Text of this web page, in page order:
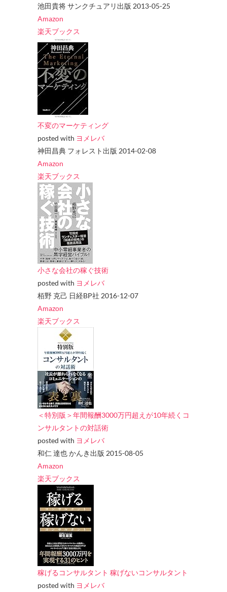
池田貴将 サンクチュアリ出版 2013-05-25
Amazon
楽天ブックス
不変のマーケティング
posted with ヨメレバ
神田昌典 フォレスト出版 2014-02-08
Amazon
楽天ブックス
小さな会社の稼ぐ技術
posted with ヨメレバ
栢野 克己 日経BP社 2016-12-07
Amazon
楽天ブックス
＜特別版＞年間報酬3000万円超えが10年続くコ
ンサルタントの対話術
posted with ヨメレバ
和仁 達也 かんき出版 2015-08-05
Amazon
楽天ブックス
稼げるコンサルタント 稼げないコンサルタント
posted with ヨメレバ